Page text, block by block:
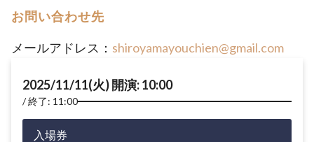
お問い合わせ先
メールアドレス： shiroyamayouchien@gmail.com
2025/11/11(火) 開演: 10:00
終了: 11:00
入場券